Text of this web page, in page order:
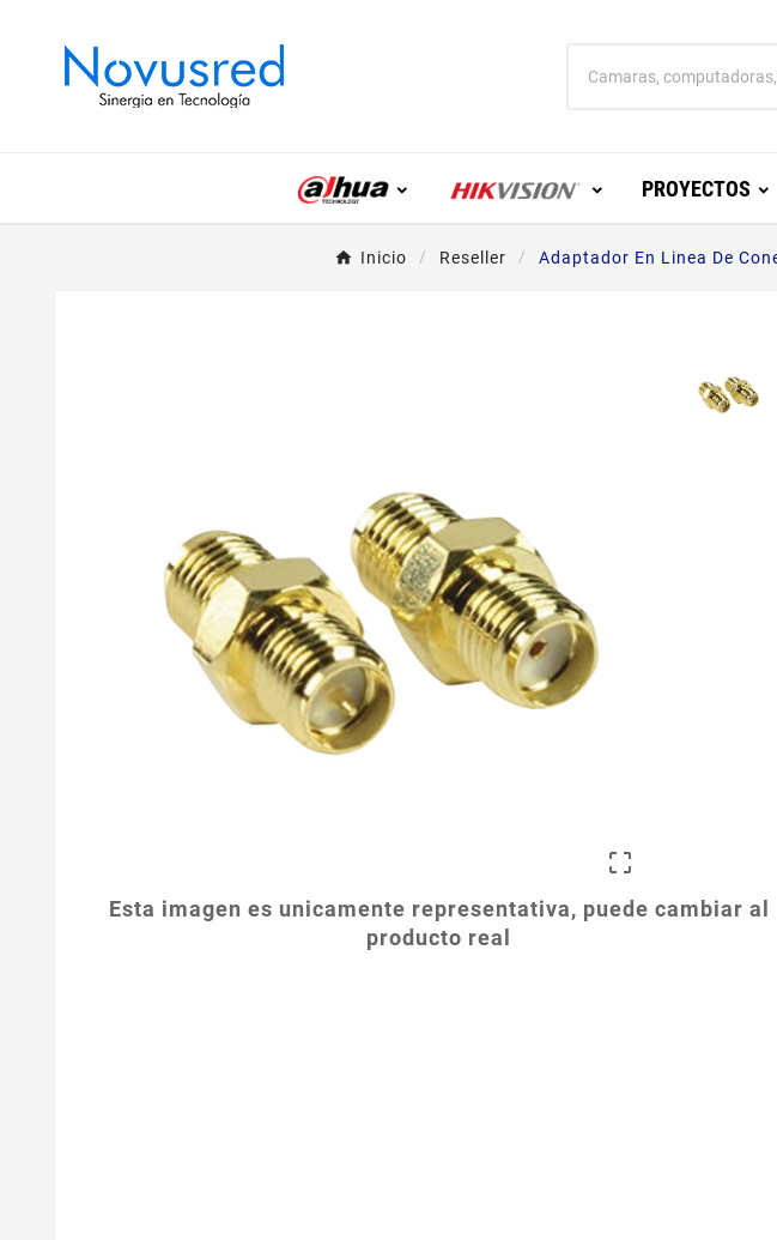
PROYECTOS
Inicio Reseller Adaptador En Linea De

Esta imagen es unicamente representativa, puede cambiar al
producto real